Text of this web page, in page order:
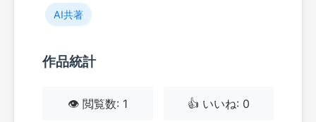
AI共著
作品統計
👁️ 閲覧数: 1 👍 いいね: 0